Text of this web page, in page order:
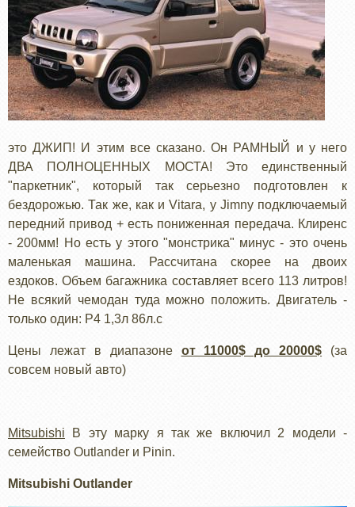
это ДЖИП! И этим все сказано. Он РАМНЫЙ и у него
ДВА ПОЛНОЦЕННЫХ МОСТА! Это единственный
"паркетник", который так серьезно подготовлен к
бездорожью. Так же, как и Vitara, у Jimny подключаемый
передний привод + есть пониженная передача. Клиренс
- 200мм! Но есть у этого "монстрика" минус - это очень
маленькая машина. Рассчитана скорее на двоих
ездоков. Объем багажника составляет всего 113 литров!
Не всякий чемодан туда можно положить. Двигатель -
только один: Р4 1,3л 86л.с
Цены лежат в диапазоне от 11000$ до 20000$ (за
совсем новый авто)
Mitsubishi В эту марку я так же включил 2 модели -
семейство Outlander и Pinin.
Mitsubishi Outlander